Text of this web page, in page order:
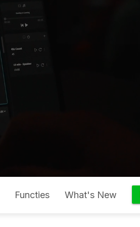
Functies What's New